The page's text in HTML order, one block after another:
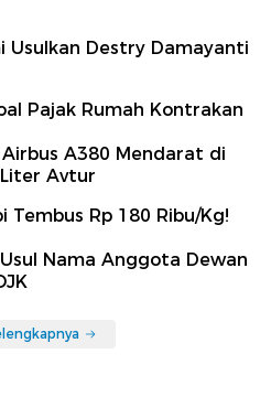
Usulkan Destry Damayanti
Pajak Rumah Kontrakan
A380 Mendarat di
Avtur
Tembus Rp 180 Ribu/Kg!
Nama Anggota Dewan